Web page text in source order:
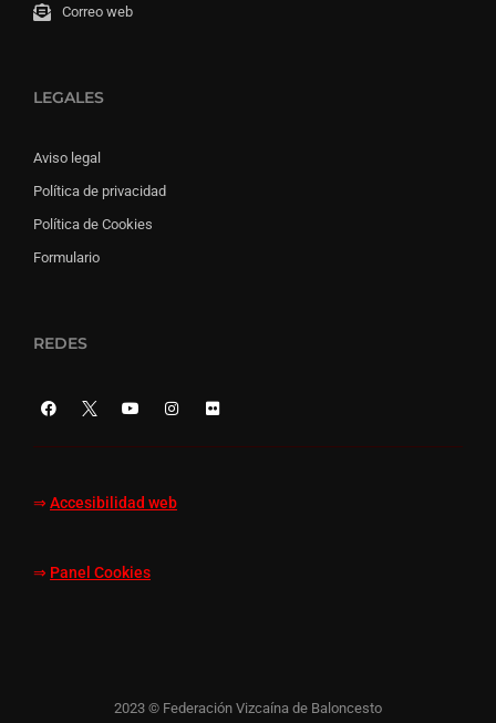
Correo web
LEGALES
Aviso legal
Política de privacidad
Política de Cookies
Formulario
REDES
⇒ Accesibilidad web
⇒ Panel Cookies
2023 © Federación Vizcaína de Baloncesto